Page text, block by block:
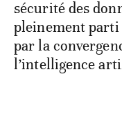
sécurité des
pleinement
par la
l’intelligence